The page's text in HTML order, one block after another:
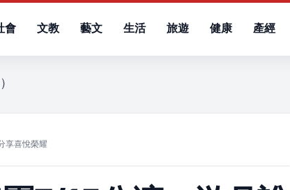
會 文教 藝文 生活 旅遊 健康 產經
享喜悅榮耀